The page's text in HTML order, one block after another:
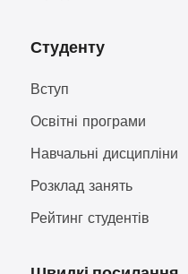
Студенту
Вступ
Освітні програми
Навчальні дисципліни
Розклад занять
Рейтинг студентів